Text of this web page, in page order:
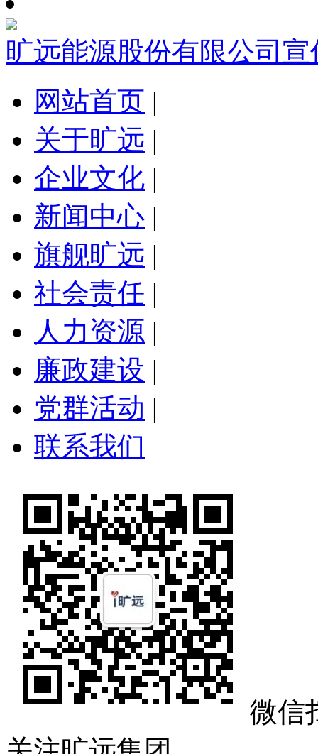
旷远能源股份有限公司宣
网站首页 |
关于旷远 |
企业文化 |
新闻中心 |
旗舰旷远 |
社会责任 |
人力资源 |
廉政建设 |
党群活动 |
联系我们
微信